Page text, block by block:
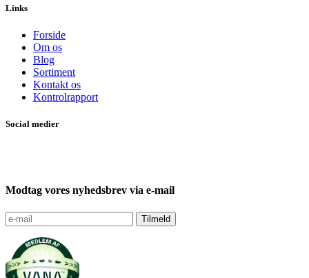
Links
Forside
Om os
Blog
Sortiment
Kontakt os
Kontrolrapport
Social medier
Modtag vores nyhedsbrev via e-mail